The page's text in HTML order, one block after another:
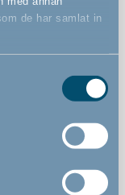
de har samlat in
möjlighet för
ämnen som